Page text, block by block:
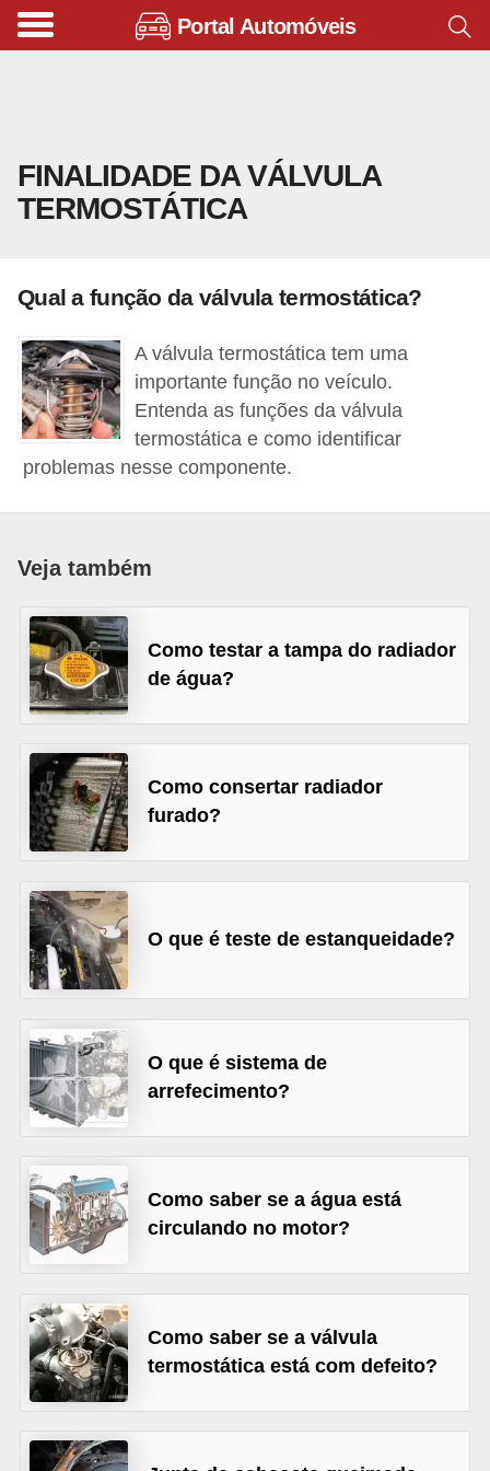
Portal Automóveis
FINALIDADE DA VÁLVULA
TERMOSTÁTICA
Qual a função da válvula termostática?
A válvula termostática tem uma
importante função no veículo.
Entenda as funções da válvula
termostática e como identificar
problemas nesse componente.
Veja também
Como testar a tampa do radiador
de água?
Como consertar radiador
furado?
O que é teste de estanqueidade?
O que é sistema de
arrefecimento?
Como saber se a água está
circulando no motor?
Como saber se a válvula
termostática está com defeito?
B
c
l
a
s
e
p
a
t
i
e
e
s
C
a
r
r
o
e
s
p
r
t
i
o
s
C
r
r
o
p